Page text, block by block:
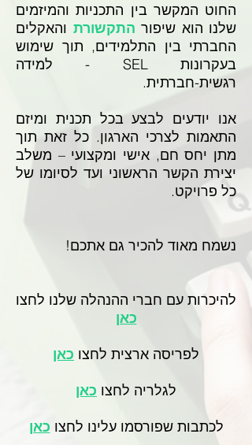
החוט המקשר בין התכניות והמיזמים
שלנו הוא שיפור התקשורת והאקלים
החברתי בין התלמידים, תוך שימוש
בעקרונות SEL - למידה
רגשית-חברתית.
אנו יודעים לבצע בכל תכנית ומיזם
התאמות לצרכי הארגון. כל זאת תוך
מתן יחס חם, אישי ומקצועי – משלב
יצירת הקשר הראשוני ועד לסיומו של
כל פרויקט.
נשמח מאוד להכיר גם אתכם!
להיכרות עם חברי ההנהלה שלנו לחצו
כאן
לפריסה ארצית לחצו כאן
לגלריה לחצו כאן
לכתבות שפורסמו עלינו לחצו כאן